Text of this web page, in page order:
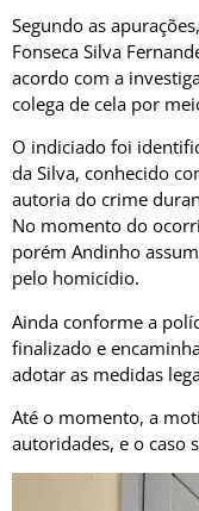
Segundo as
Fonseca Silva
acordo com a
colega de cela por
O indiciado foi
da Silva, conhecido
autoria do crime
No momento do
porém Andinho
pelo homicídio.
Ainda conforme a
finalizado e
adotar as medidas
Até o momento, a
autoridades, e o caso